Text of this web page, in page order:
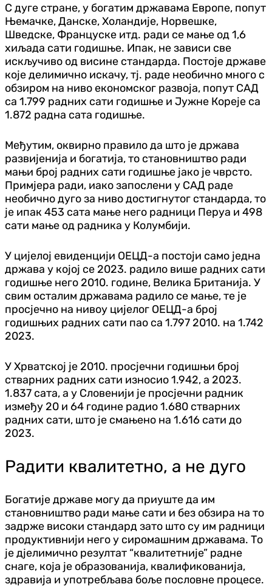
С дуге стране, у богатим државама Европе, попут
Њемачке, Данске, Холандије, Норвешке,
Шведске, Француске итд. ради се мање од 1,6
хиљада сати годишње. Ипак, не зависи све
искључиво од висине стандарда. Постоје државе
које делимично искачу, тј. раде необично много с
обзиром на ниво економског развоја, попут САД
са 1.799 радних сати годишње и Јужне Кореје са
1.872 радна сата годишње.
Међутим, оквирно правило да што је држава
развијенија и богатија, то становништво ради
мањи број радних сати годишње јако је чврсто.
Примјера ради, иако запослени у САД раде
необично дуго за ниво достигнутог стандарда, то
је ипак 453 сата мање него радници Перуа и 498
сати мање од радника у Колумбији.
У цијелој евиденцији ОЕЦД-а постоји само једна
држава у којој се 2023. радило више радних сати
годишње него 2010. године, Велика Британија. У
свим осталим државама радило се мање, те је
просјечно на нивоу цијелог ОЕЦД-а број
годишњих радних сати пао са 1.797 2010. на 1.742
2023.
У Хрватској је 2010. просјечни годишњи број
стварних радних сати износио 1.942, а 2023.
1.837 сата, а у Словенији је просјечни радник
између 20 и 64 године радио 1.680 стварних
радних сати, што је смањено на 1.616 сати до
2023.
Радити квалитетно, а не дуго
Богатије државе могу да приуште да им
становништво ради мање сати и без обзира на то
задрже високи стандард зато што су им радници
продуктивнији него у сиромашним државама. То
је дјелимично резултат “квалитетније” радне
снаге, која је образованија, квалификованија,
здравија и употребљава боље пословне процесе.